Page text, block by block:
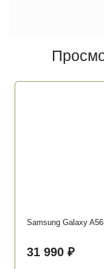
Samsung Galaxy
31 990 ₽